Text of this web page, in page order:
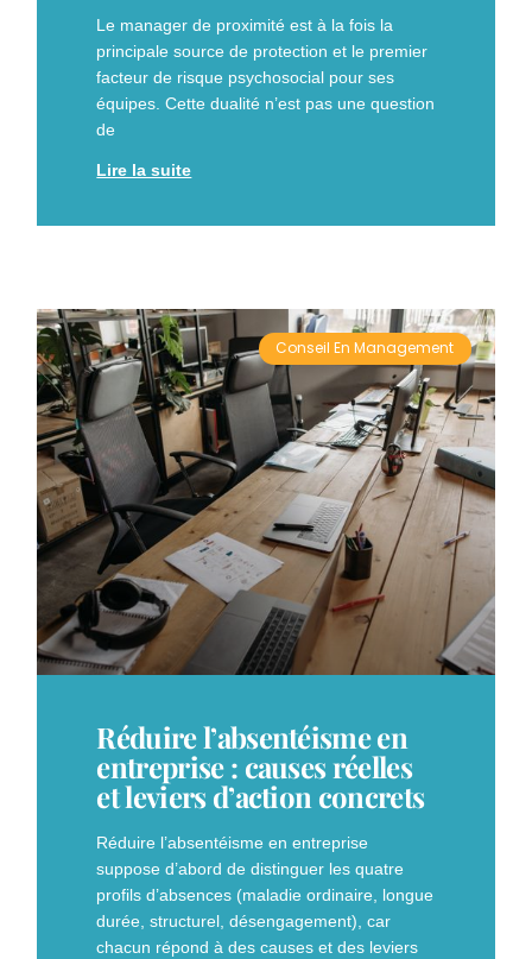
Le manager de proximité est à la fois la
principale source de protection et le premier
facteur de risque psychosocial pour ses
équipes. Cette dualité n’est pas une question
de
Lire la suite
Conseil En Management
Réduire l’absentéisme en
entreprise : causes réelles
et leviers d’action concrets
Réduire l’absentéisme en entreprise
suppose d’abord de distinguer les quatre
profils d’absences (maladie ordinaire, longue
durée, structurel, désengagement), car
chacun répond à des causes et des leviers